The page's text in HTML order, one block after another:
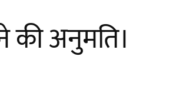
की अनुमति।